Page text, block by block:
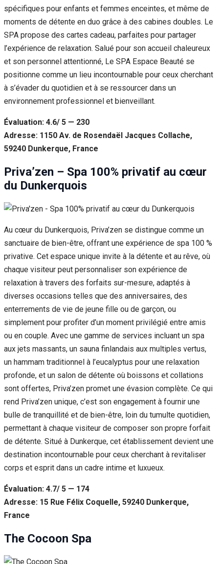
spécifiques pour enfants et femmes enceintes, et même de
moments de détente en duo grâce à des cabines doubles. Le
SPA propose des cartes cadeau, parfaites pour partager
l’expérience de relaxation. Salué pour son accueil chaleureux
et son personnel attentionné, Le SPA Espace Beauté se
positionne comme un lieu incontournable pour ceux cherchant
à s’évader du quotidien et à se ressourcer dans un
environnement professionnel et bienveillant.
Évaluation: 4.6/ 5 — 230
Adresse: 1150 Av. de Rosendaël Jacques Collache,
59240 Dunkerque, France
Priva’zen – Spa 100% privatif au cœur
du Dunkerquois
Au cœur du Dunkerquois, Priva’zen se distingue comme un
sanctuaire de bien-être, offrant une expérience de spa 100 %
privative. Cet espace unique invite à la détente et au rêve, où
chaque visiteur peut personnaliser son expérience de
relaxation à travers des forfaits sur-mesure, adaptés à
diverses occasions telles que des anniversaires, des
enterrements de vie de jeune fille ou de garçon, ou
simplement pour profiter d’un moment privilégié entre amis
ou en couple. Avec une gamme de services incluant un spa
aux jets massants, un sauna finlandais aux multiples vertus,
un hammam traditionnel à l’eucalyptus pour une relaxation
profonde, et un salon de détente où boissons et collations
sont offertes, Priva’zen promet une évasion complète. Ce qui
rend Priva’zen unique, c’est son engagement à fournir une
bulle de tranquillité et de bien-être, loin du tumulte quotidien,
permettant à chaque visiteur de composer son propre forfait
de détente. Situé à Dunkerque, cet établissement devient une
destination incontournable pour ceux cherchant à revitaliser
corps et esprit dans un cadre intime et luxueux.
Évaluation: 4.7/ 5 — 174
Adresse: 15 Rue Félix Coquelle, 59240 Dunkerque,
France
The Cocoon Spa